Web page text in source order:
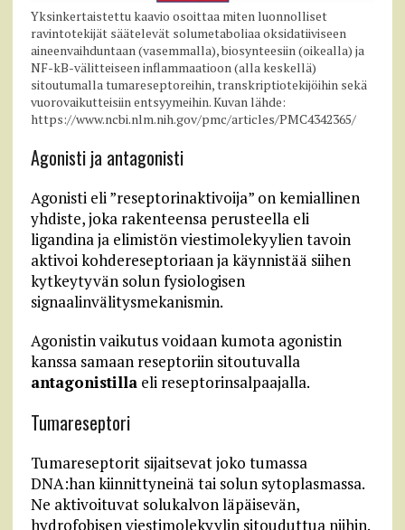
Yksinkertaistettu kaavio osoittaa miten luonnolliset
ravintotekijät säätelevät solumetaboliaa oksidatiiviseen
aineenvaihduntaan (vasemmalla), biosynteesiin (oikealla) ja
NF-kB-välitteiseen inflammaatioon (alla keskellä)
sitoutumalla tumareseptoreihin, transkriptiotekijöihin sekä
vuorovaikutteisiin entsyymeihin. Kuvan lähde:
https://www.ncbi.nlm.nih.gov/pmc/articles/PMC4342365/
Agonisti ja antagonisti
Agonisti eli ”reseptorinaktivoija” on kemiallinen
yhdiste, joka rakenteensa perusteella eli
ligandina ja elimistön viestimolekyylien tavoin
aktivoi kohdereseptoriaan ja käynnistää siihen
kytkeytyvän solun fysiologisen
signaalinvälitysmekanismin.
Agonistin vaikutus voidaan kumota agonistin
kanssa samaan reseptoriin sitoutuvalla
antagonistillaeli reseptorinsalpaajalla.
Tumareseptori
Tumareseptorit sijaitsevat joko tumassa
DNA:han kiinnittyneinä tai solun sytoplasmassa.
Ne aktivoituvat solukalvon läpäisevän,
hydrofobisen viestimolekyylin sitouduttua niihin.